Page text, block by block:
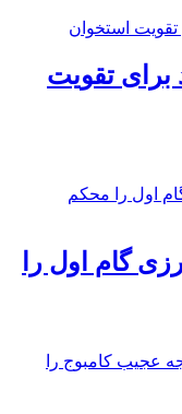
برای تقویت
گام اول را